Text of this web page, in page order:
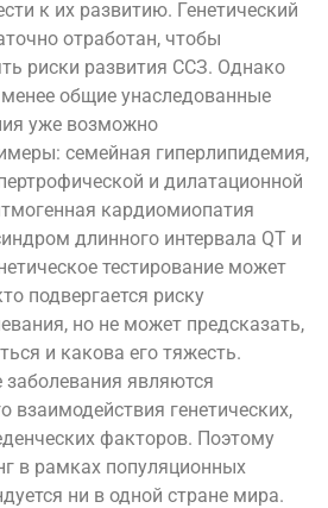
к их развитию. Генетический
отработан, чтобы
риски развития ССЗ. Однако
общие унаследованные
уже возможно
семейная гиперлипидемия,
и дилатационной
кардиомиопатия
длинного интервала QT и
тестирование может
подвергается риску
но не может предсказать,
и какова его тяжесть.
заболевания являются
взаимодействия генетических,
факторов. Поэтому
в рамках популяционных
ни в одной стране мира.